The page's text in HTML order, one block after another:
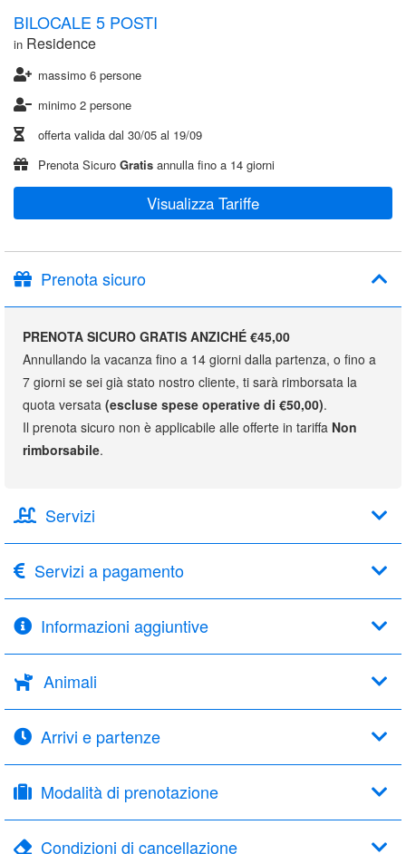
BILOCALE 5 POSTI
in Residence
massimo 6 persone
minimo 2 persone
offerta valida dal 30/05 al 19/09
Prenota Sicuro Gratis annulla fino a 14 giorni
Visualizza Tariffe
Prenota sicuro
PRENOTA SICURO GRATIS ANZICHÉ €45,00
Annullando la vacanza fino a 14 giorni dalla partenza, o fino a
7 giorni se sei già stato nostro cliente, ti sarà rimborsata la
quota versata (escluse spese operative di €50,00).
Il prenota sicuro non è applicabile alle offerte in tariffa Non
rimborsabile.
Servizi
Servizi a pagamento
Informazioni aggiuntive
Animali
Arrivi e partenze
Modalità di prenotazione
Condizioni di cancellazione